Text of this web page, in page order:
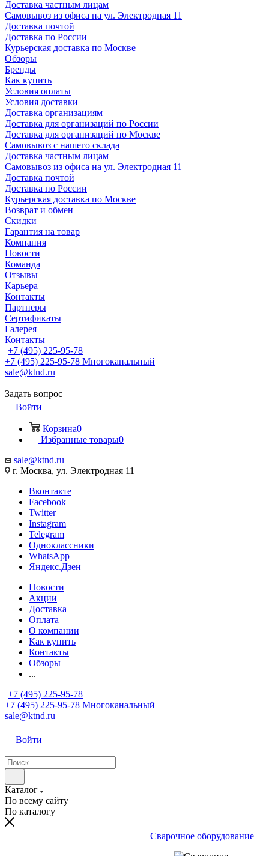
Доставка частным лицам
Самовывоз из офиса на ул. Электродная 11
Доставка почтой
Доставка по России
Курьерская доставка по Москве
Обзоры
Бренды
Как купить
Условия оплаты
Условия доставки
Доставка организациям
Доставка для организаций по России
Доставка для организаций по Москве
Самовывоз с нашего склада
Доставка частным лицам
Самовывоз из офиса на ул. Электродная 11
Доставка почтой
Доставка по России
Курьерская доставка по Москве
Возврат и обмен
Скидки
Гарантия на товар
Компания
Новости
Команда
Отзывы
Карьера
Контакты
Партнеры
Сертификаты
Галерея
Контакты
+7 (495) 225-95-78
+7 (495) 225-95-78 Многоканальный
sale@ktnd.ru
Задать вопрос
Войти
Корзина0
Избранные товары0
sale@ktnd.ru
г. Москва, ул. Электродная 11
Вконтакте
Facebook
Twitter
Instagram
Telegram
Одноклассники
WhatsApp
Яндекс.Дзен
Новости
Акции
Доставка
Оплата
О компании
Как купить
Контакты
Обзоры
...
+7 (495) 225-95-78
+7 (495) 225-95-78 Многоканальный
sale@ktnd.ru
Войти
Каталог
По всему сайту
По каталогу
Сварочное оборудование